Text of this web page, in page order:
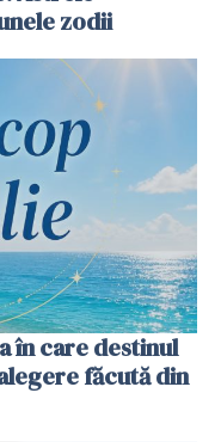
zodii
în care destinul
făcută din